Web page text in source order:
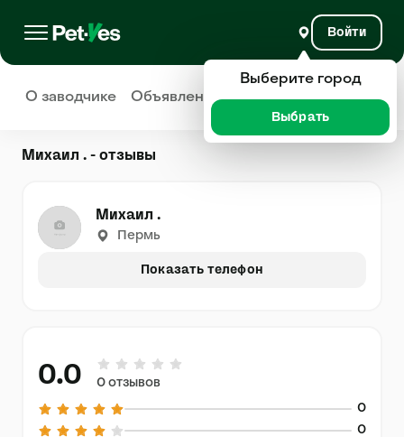
Войти
О заводчике Объявления Отзывы
Михаил . - отзывы
Михаил .
Пермь
Показать телефон
0.0 0 отзывов
0
0
Выберите город
Выбрать